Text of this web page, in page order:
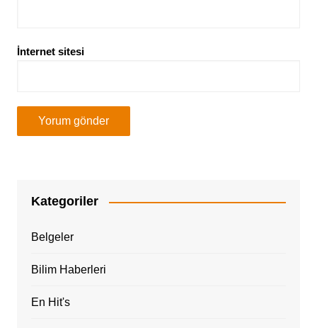
İnternet sitesi
Kategoriler
Belgeler
Bilim Haberleri
En Hit's